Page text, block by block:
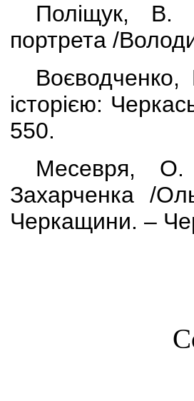
Поліщук, В.
портрета /
Воєводченко,
історією:
550.
Месевря, О.
Захарченка /
Черкащини. –